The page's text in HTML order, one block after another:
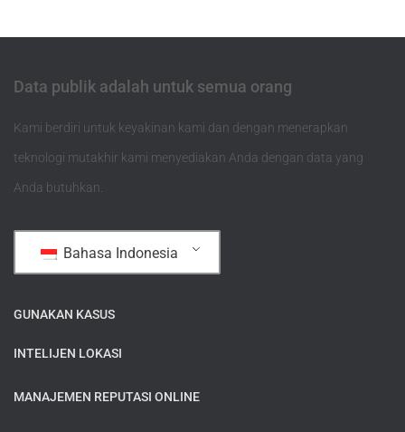
Data publik adalah untuk semua orang
Kami berdiri untuk keyakinan kami dan dengan menerapkan
teknologi mutakhir kami menyediakan Anda dengan data yang
Anda butuhkan.
Bahasa Indonesia
GUNAKAN KASUS
INTELIJEN LOKASI
MANAJEMEN REPUTASI ONLINE